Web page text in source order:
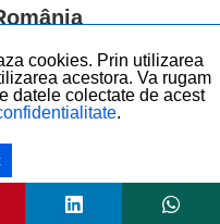
cookies. Prin utilizarea
acestora. Va rugam
datele colectate de acest
.